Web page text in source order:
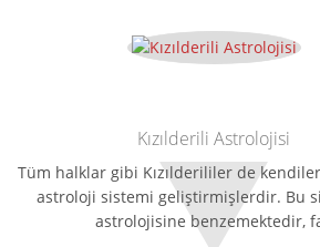
Kızılderili Astrolojisi
Tüm halklar gibi Kızılderililer de
astroloji sistemi geliştirmişlerdir. Bu
astrolojisine benzemektedir,